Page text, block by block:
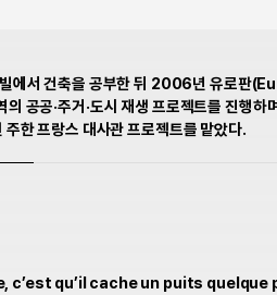
에서 건축을 공부한 뒤 2006년 유로판
공공·주거·도시 재생 프로젝트를 진행하
한 프랑스 대사관 프로젝트를 맡았다.
qu’il cache un puits